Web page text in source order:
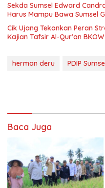
Sekda Sumsel Edward
Harus Mampu Bawa Sumsel
Cik Ujang Tekankan Peran
Kajian Tafsir Al-Qur’an
herman deru PDIP
Baca Juga